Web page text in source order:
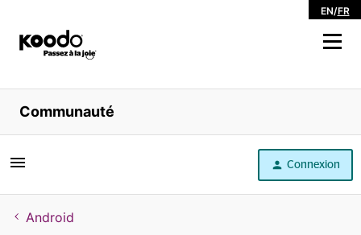
EN/FR
Magasiner
Libre service
Aide
Communauté
Connexion
Android